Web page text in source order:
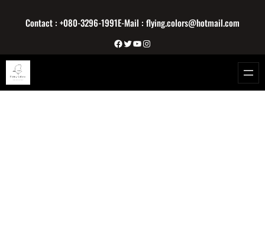
ス
ッ
Contact : +080-3296-1991E-Mail : flying.colors@hotmail.com
Facebook
Twitter
YouTubeInstagram